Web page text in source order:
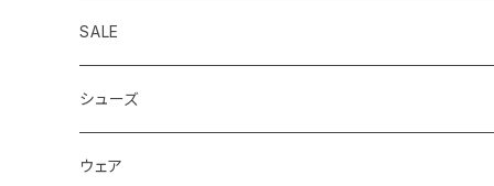
SALE
シューズ
ロード
ウェア